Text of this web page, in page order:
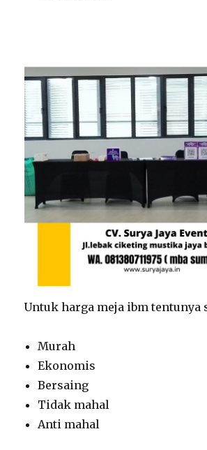
Untuk harga meja ibm tentunya
Murah
Ekonomis
Bersaing
Tidak mahal
Anti mahal